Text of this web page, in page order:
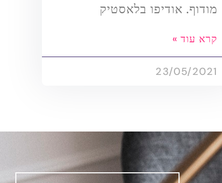
מודוף. אודיפו בלאסטיק
קרא עוד »
23/05/2021